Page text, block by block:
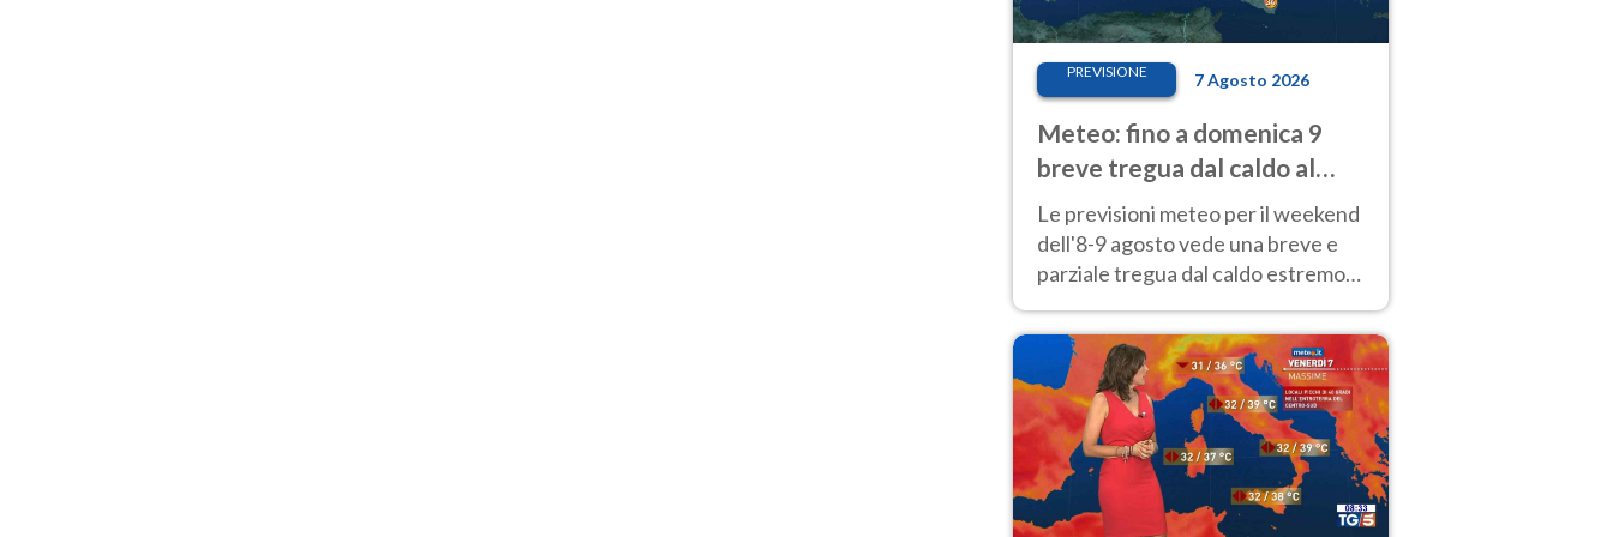
PREVISIONE 7 Agosto 2026
Meteo: fino a domenica 9
breve tregua dal caldo al
Nord! Altrove calura e afa
Le previsioni meteo per il weekend
dell'8-9 agosto vede una breve e
parziale tregua dal caldo estremo
40 gradi.